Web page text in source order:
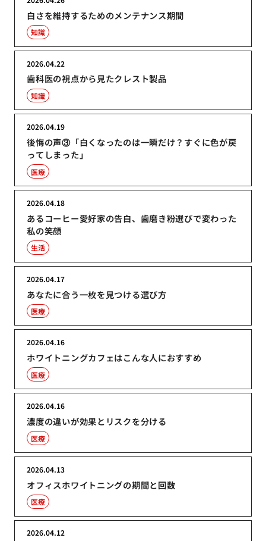
白さを維持するためのメンテナンス期間
知識
歯科医の視点から見たクレスト製品
2026.04.22
知識
後悔の声③「白くなったのは一瞬だけ？すぐに色が戻
ってしまった」
2026.04.19
医療
あるコーヒー愛好家の告白、歯磨き粉選びで変わった
私の笑顔
2026.04.18
生活
あなたに合う一枚を見つける選び方
2026.04.17
医療
ホワイトニングカフェはこんな人におすすめ
2026.04.16
医療
濃度の違いが効果とリスクを分ける
2026.04.16
医療
オフィスホワイトニングの期間と回数
2026.04.13
医療
2026.04.12